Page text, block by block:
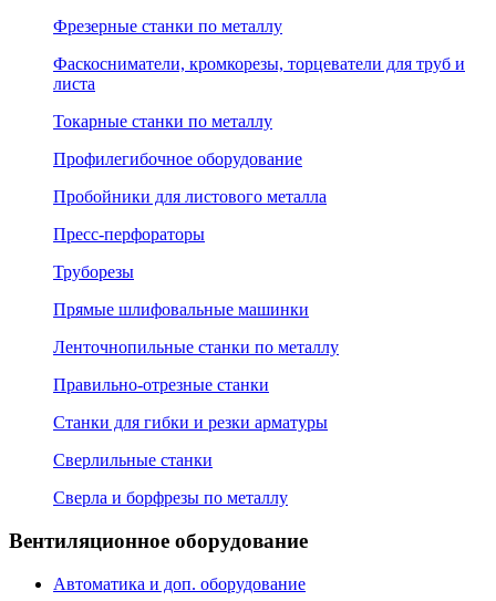
Фрезерные станки по металлу
Фаскосниматели, кромкорезы, торцеватели для труб и
листа
Токарные станки по металлу
Профилегибочное оборудование
Пробойники для листового металла
Пресс-перфораторы
Труборезы
Прямые шлифовальные машинки
Ленточнопильные станки по металлу
Правильно-отрезные станки
Станки для гибки и резки арматуры
Сверлильные станки
Сверла и борфрезы по металлу
Вентиляционное оборудование
Автоматика и доп. оборудование